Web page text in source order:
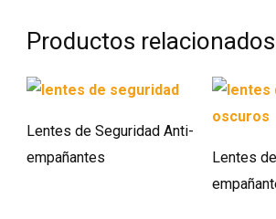
Productos relacionados
Lentes de Seguridad Anti-
empañantes
Lentes